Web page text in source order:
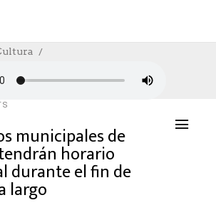
De Ovalle Tendrán
Durante El Fin De
31/10/2024
municipales de
horario
durante el fin de
largo